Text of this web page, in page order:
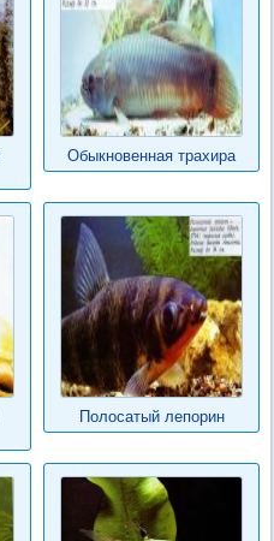
Обыкновенная трахира
Полосатый лепорин